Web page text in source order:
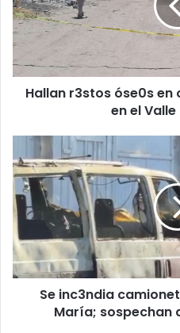
operativo
de
la
Fiscalía
en
Juárez
Hallan r3stos óse0s
en el
inc3ndia
camioneta
en
la
Santa
María;
sospechan
Se inc3ndia
María; sospechan